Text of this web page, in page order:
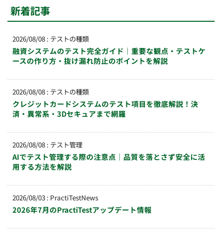
新着記事
2026/08/08 : テストの種類
融資システムのテスト完全ガイド｜重要な観点・テストケ
ースの作り方・抜け漏れ防止のポイントを解説
2026/08/08 : テストの種類
クレジットカードシステムのテスト項目を徹底解説！決
済・異常系・3Dセキュアまで網羅
2026/08/08 : テスト管理
AIでテスト管理する際の注意点｜品質を落とさず安全に活
用する方法を解説
2026/08/03 : PractiTestNews
2026年7月のPractiTestアップデート情報